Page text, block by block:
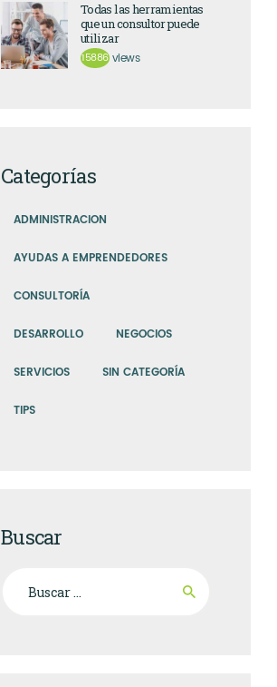
Todas las herramientas
que un consultor puede
utilizar
15886 views
Categorías
ADMINISTRACION
AYUDAS A EMPRENDEDORES
CONSULTORÍA
DESARROLLO NEGOCIOS
SERVICIOS SIN CATEGORÍA
TIPS
Buscar